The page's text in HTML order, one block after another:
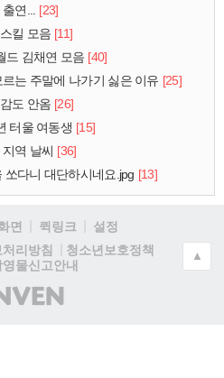
연... [23]
킬 모음 [11]
드 김채연 모음 [40]
는 주말에 나가기 싫은 이유 [25]
도 안옴 [26]
터울 여동생 [15]
역 날씨 [36]
쏘다니 대단하시네요.jpg [13]
면 퀵링크
설정
리방침
청소년보호정책
물신고안내
(주)
인
▲